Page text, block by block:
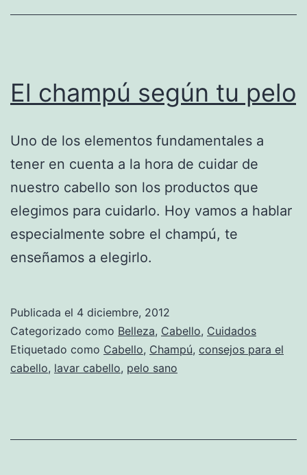
El champú según tu pelo
Uno de los elementos fundamentales a
tener en cuenta a la hora de cuidar de
nuestro cabello son los productos que
elegimos para cuidarlo. Hoy vamos a hablar
especialmente sobre el champú, te
enseñamos a elegirlo.
Publicada el 4 diciembre, 2012
Categorizado como Belleza, Cabello, Cuidados
Etiquetado como Cabello, Champú, consejos para el
cabello, lavar cabello, pelo sano